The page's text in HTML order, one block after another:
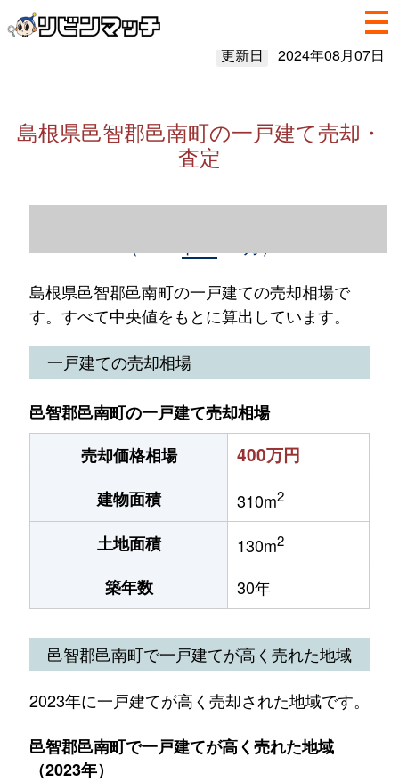
更新日 2024年08月07日
島根県邑智郡邑南町の一戸建て売却・
査定
島根県邑智郡邑南町の一戸建ての売却相場で
す。すべて中央値をもとに算出しています。
一戸建ての売却相場
邑智郡邑南町の一戸建て売却相場
売却価格相場
400万円
建物面積 310m2
土地面積 130m2
築年数 30年
邑智郡邑南町で一戸建てが高く売れた地域
2023年に一戸建てが高く売却された地域です。
邑智郡邑南町で一戸建てが高く売れた地域
（2023年）